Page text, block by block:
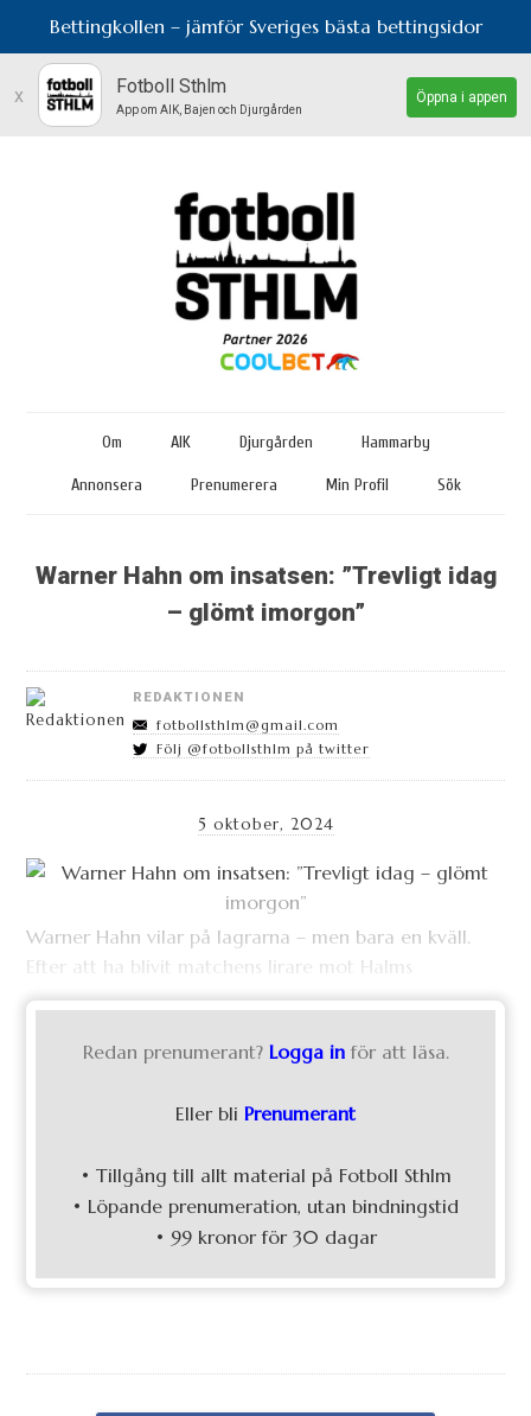
Bettingkollen – jämför Sveriges bästa bettingsidor
x Fotboll Sthlm
App om AIK, Bajen och Djurgården
Öppna i appen
Om AIK Djurgården Hammarby
Annonsera Prenumerera Min Profil Sök
Warner Hahn om insatsen: ”Trevligt idag
– glömt imorgon”
REDAKTIONEN
fotbollsthlm@gmail.com
Följ @fotbollsthlm på twitter
5 oktober, 2024
Warner Hahn vilar på lagrarna – men bara en kväll.
Efter att ha blivit matchens lirare mot Halms
Redan prenumerant? Logga in för att läsa.
Eller bli Prenumerant
• Tillgång till allt material på Fotboll Sthlm
• Löpande prenumeration, utan bindningstid
• 99 kronor för 30 dagar